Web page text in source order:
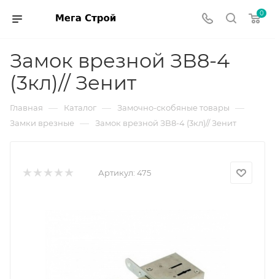
0
Замок врезной ЗВ8-4
(3кл)// Зенит
Главная — Каталог — Замочно-скобяные товары —
Замки врезные — Замок врезной ЗВ8-4 (3кл)// Зенит
Артикул: 475